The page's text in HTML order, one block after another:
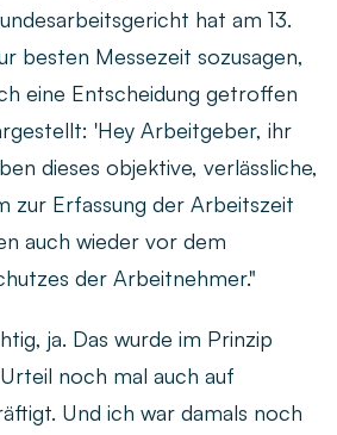
hat am 13.
besten Messezeit sozusagen,
eine Entscheidung getroffen
'Hey Arbeitgeber, ihr
dieses objektive, verlässliche,
zur Erfassung der Arbeitszeit
auch wieder vor dem
der Arbeitnehmer."
ja. Das wurde im Prinzip
noch mal auch auf
Und ich war damals noch